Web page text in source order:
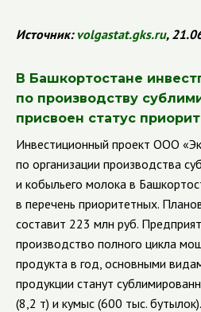
Источник:volgastat.gks.ru,
В Башкортостане
по производству
присвоен статус
Инвестиционный проект ООО
по организации производства
и кобыльего молока в
в перечень приоритетных.
составит 223 млн руб.
производство полного цикла
продукта в год, основными
продукции станут
(8,2 т) и кумыс (600 тыс.